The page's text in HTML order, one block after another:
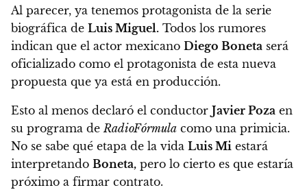
Al parecer, ya tenemos protagonista de la serie
biográfica de Luis Miguel. Todos los rumores
indican que el actor mexicano Diego Boneta será
oficializado como el protagonista de esta nueva
propuesta que ya está en producción.
Esto al menos declaró el conductor Javier Poza en
su programa de RadioFórmula como una primicia.
No se sabe qué etapa de la vida Luis Mi estará
interpretando Boneta, pero lo cierto es que estaría
próximo a firmar contrato.